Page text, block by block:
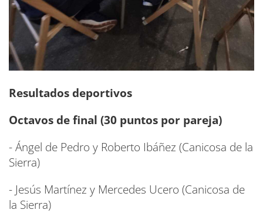
Resultados deportivos
Octavos de final (30 puntos por pareja)
- Ángel de Pedro y Roberto Ibáñez (Canicosa de la
Sierra)
- Jesús Martínez y Mercedes Ucero (Canicosa de
la Sierra)